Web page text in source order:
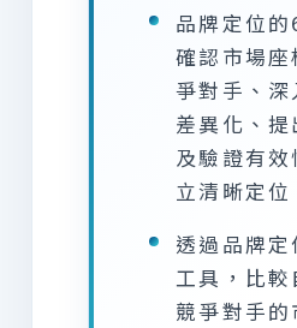
品牌定位
確認市場座
爭對手、深
差異化、提
及驗證有
立清晰定位
透過品牌
工具，比較
競爭對手的